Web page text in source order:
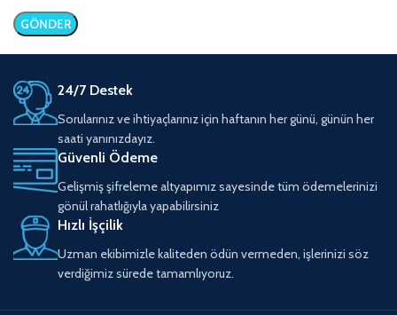
24/7 Destek
Sorularınız ve ihtiyaçlarınız için haftanın her günü, günün her
saati yanınızdayız.
Güvenli Ödeme
Gelişmiş şifreleme altyapımız sayesinde tüm ödemelerinizi
gönül rahatlığıyla yapabilirsiniz
Hızlı İşçilik
Uzman ekibimizle kaliteden ödün vermeden, işlerinizi söz
verdiğimiz sürede tamamlıyoruz.